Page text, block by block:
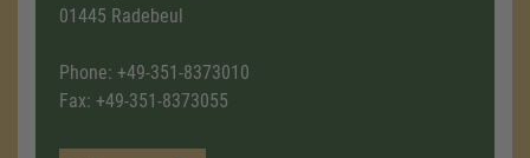
01445 Radebeul
Phone: +49-351-8373010
Fax: +49-351-8373055